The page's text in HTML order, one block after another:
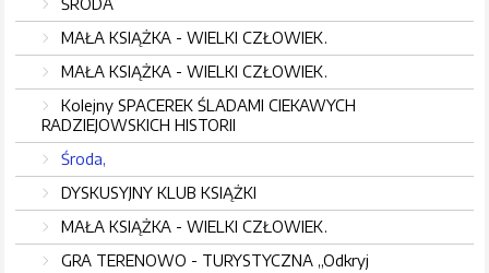
ŚRODA
MAŁA KSIĄŻKA - WIELKI CZŁOWIEK.
MAŁA KSIĄŻKA - WIELKI CZŁOWIEK.
Kolejny SPACEREK ŚLADAMI CIEKAWYCH
RADZIEJOWSKICH HISTORII
Środa,
DYSKUSYJNY KLUB KSIĄŻKI
MAŁA KSIĄŻKA - WIELKI CZŁOWIEK.
GRA TERENOWO - TURYSTYCZNA ,,Odkryj